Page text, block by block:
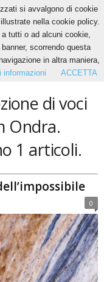
di voci
Ondra.
1 articoli.
0
si avvalgono di cookie
nella cookie policy.
tutti o ad alcuni cookie,
scorrendo questa
in altra maniera,
informazioni ACCETTA